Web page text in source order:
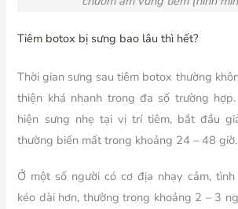
Tiêm botox bị sưng bao lâu thì hết?
Thời gian sưng sau tiêm botox thường
thiện khá nhanh trong đa số trường
hiện sưng nhẹ tại vị trí tiêm, bắt đầu
thường biến mất trong khoảng 24 – 48 giờ.
Ở một số người có cơ địa nhạy cảm,
kéo dài hơn, thường trong khoảng 2 – 3